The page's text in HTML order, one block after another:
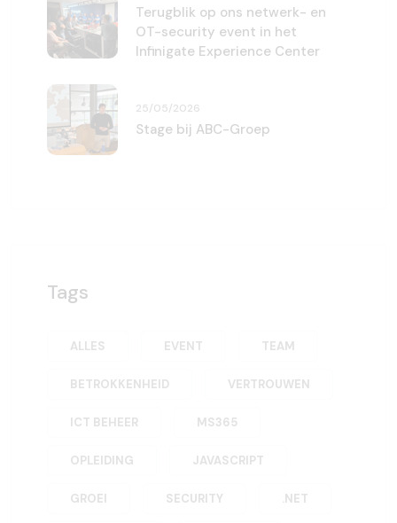
Terugblik op ons netwerk- en
OT-security event in het
Infinigate Experience Center
25/05/2026
Stage bij ABC-Groep
Tags
ALLES EVENT TEAM
BETROKKENHEID VERTROUWEN
ICT BEHEER MS365
OPLEIDING JAVASCRIPT
GROEI SECURITY .NET